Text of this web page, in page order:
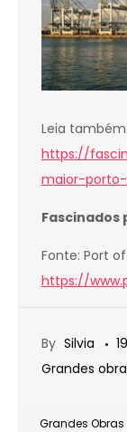
Leia também:
https://
maior-
Fascinados
Fonte: Port
https://
By Silvia
Grandes
Grandes Obras